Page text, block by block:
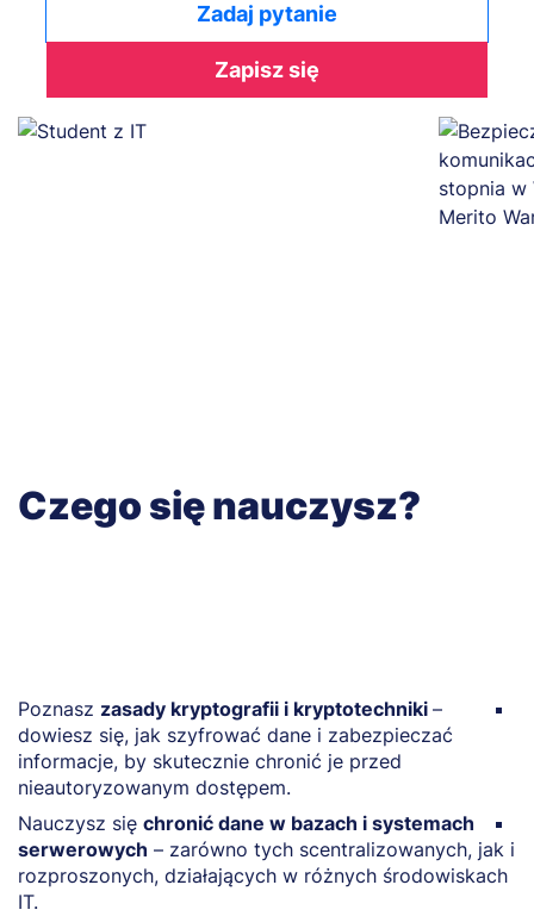
Zadaj pytanie
Zapisz się
Czego się nauczysz?
Poznasz zasady kryptografii i kryptotechniki –
dowiesz się, jak szyfrować dane i zabezpieczać
informacje, by skutecznie chronić je przed
nieautoryzowanym dostępem.
Nauczysz się chronić dane w bazach i systemach
serwerowych – zarówno tych scentralizowanych, jak i
rozproszonych, działających w różnych środowiskach
IT.